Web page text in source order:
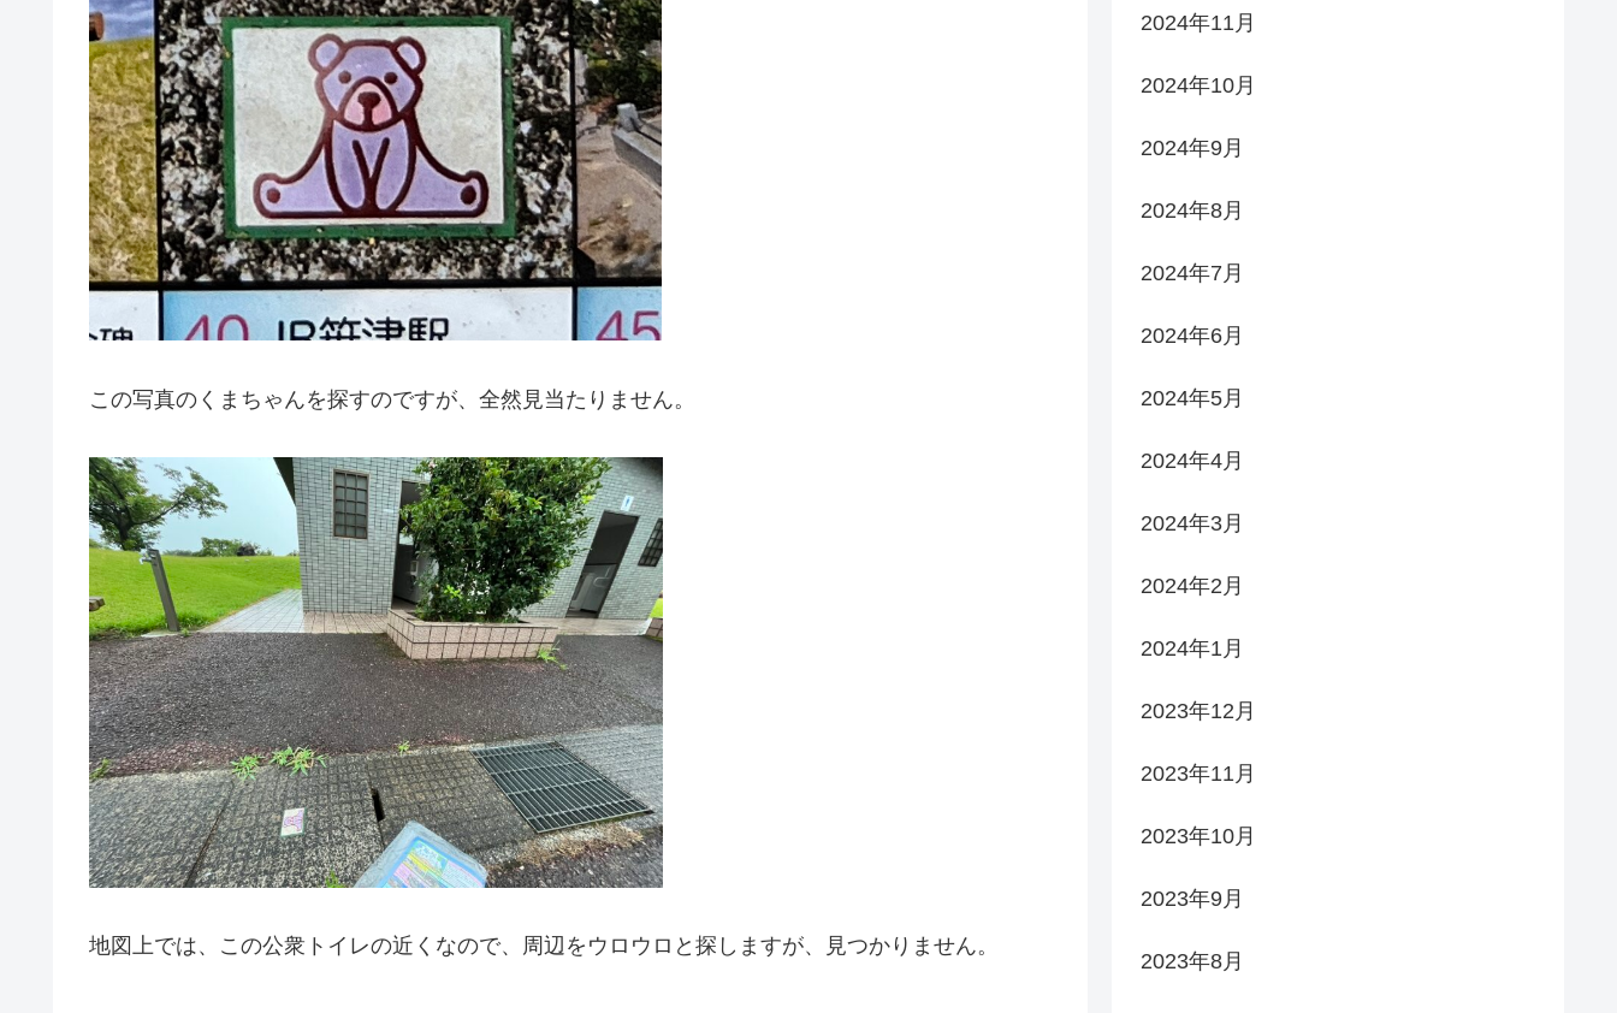
この写真のくまちゃんを探すのですが、全然見当たりません。
地図上では、この公衆トイレの近くなので、周辺をウロウロと探しますが、見つかりません。
2024年11月
2024年10月
2024年9月
2024年8月
2024年7月
2024年6月
2024年5月
2024年4月
2024年3月
2024年2月
2024年1月
2023年12月
2023年11月
2023年10月
2023年9月
2023年8月